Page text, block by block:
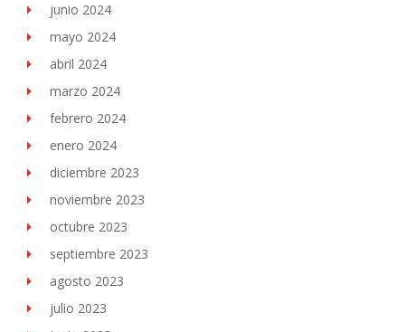
junio 2024
mayo 2024
abril 2024
marzo 2024
febrero 2024
enero 2024
diciembre 2023
noviembre 2023
octubre 2023
septiembre 2023
agosto 2023
julio 2023